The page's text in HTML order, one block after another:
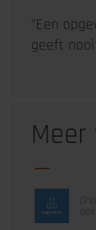
”Een
geeft
Meer